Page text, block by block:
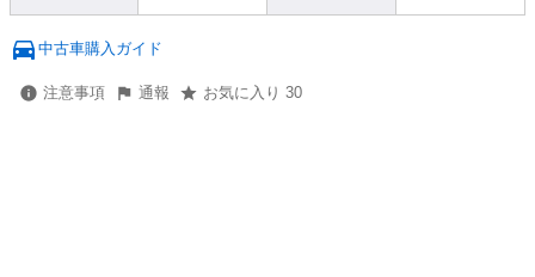
中古車購入ガイド
注意事項 通報 お気に入り 30